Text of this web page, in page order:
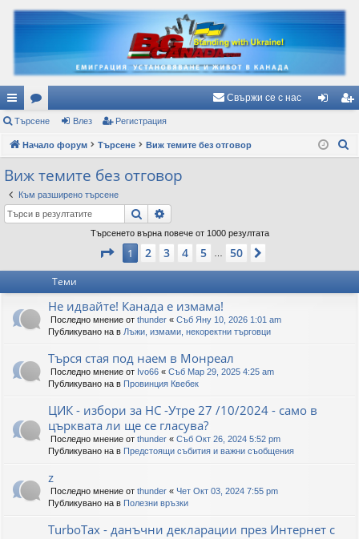
ъ
рз
и
вр
ъз
ор
ум
Свържи се с нас
з ис
Търсене Влез Регистрация
Начало форум Търсене Виж темите без отговор
Виж темите без отговор
Към разширено търсене
Търсене
Търсенето върна повече от 1000 резултата
Страница от 50
1 2 3 4 5 50
Теми
Не идвайте! Канада е измама!
Последно мнение от thunder « Съб Яну 10, 2026 1:01 am
Публикувано на в Лъжи, измами, некоректни търговци
Търся стая под наем в Монреал
Последно мнение от Ivo66 « Съб Мар 29, 2025 4:25 am
Публикувано на в Провинция Квебек
ЦИК - избори за НС -Утре 27 /10/2024 - само в
църквата ли ще се гласува?
Последно мнение от thunder « Съб Окт 26, 2024 5:52 pm
Публикувано на в Предстоящи събития и важни съобщения
z
Последно мнение от thunder « Чет Окт 03, 2024 7:55 pm
Публикувано на в Полезни връзки
TurboTax - данъчни декларации през Интернет с